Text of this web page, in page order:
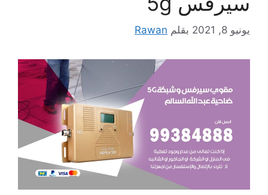
يونيو 8, 2021 بقلم Rawan